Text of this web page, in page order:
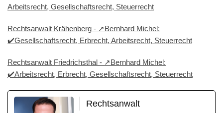
Arbeitsrecht, Gesellschaftsrecht, Steuerrecht
Rechtsanwalt Krähenberg - ↗️Bernhard Michel:
✔️Gesellschaftsrecht, Erbrecht, Arbeitsrecht, Steuerrecht
Rechtsanwalt Friedrichsthal - ↗️Bernhard Michel:
✔️Arbeitsrecht, Erbrecht, Gesellschaftsrecht, Steuerrecht
Rechtsanwalt